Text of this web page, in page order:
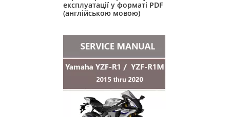
експлуатації у форматі PDF
(англійською мовою)